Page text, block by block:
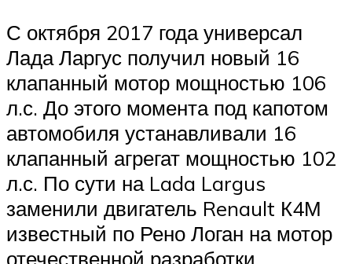
С октября 2017 года универсал
Лада Ларгус получил новый 16
клапанный мотор мощностью 106
л.с. До этого момента под капотом
автомобиля устанавливали 16
клапанный агрегат мощностью 102
л.с. По сути на Lada Largus
заменили двигатель Renault К4М
известный по Рено Логан на мотор
отечественной разработки